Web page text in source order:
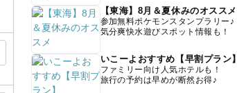
【東海】8月＆夏休みのオススメ
参加無料ポケモンスタンプラリー♪
気分爽快水遊びスポット情報も！
いこーよおすすめ【早割プラン】
ファミリー向け人気ホテルも！
旅行の予約は早めが断然お得♪